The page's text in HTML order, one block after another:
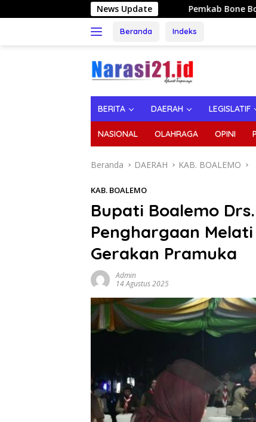
ke
News Update
Pemkab Bone Bolango Genjot
Beranda Indeks
BERITA DAERAH LEGISLATIF
NASIONAL OLAHRAGA OPINI
Beranda DAERAH KAB. BOALEMO
KAB. BOALEMO
Bupati Boalemo
Penghargaan
Gerakan Pramuka
Admin
14 Agustus 2025